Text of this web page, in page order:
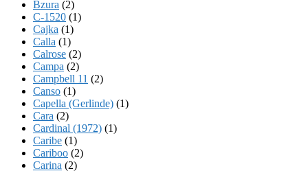
Bzura (2)
C-1520 (1)
Cajka (1)
Calla (1)
Calrose (2)
Campa (2)
Campbell 11 (2)
Canso (1)
Capella (Gerlinde) (1)
Cara (2)
Cardinal (1972) (1)
Caribe (1)
Cariboo (2)
Carina (2)